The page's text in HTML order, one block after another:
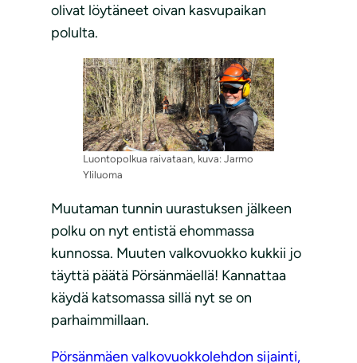
olivat löytäneet oivan kasvupaikan
polulta.
Luontopolkua raivataan, kuva: Jarmo
Yliluoma
Muutaman tunnin uurastuksen jälkeen
polku on nyt entistä ehommassa
kunnossa. Muuten valkovuokko kukkii jo
täyttä päätä Pörsänmäellä! Kannattaa
käydä katsomassa sillä nyt se on
parhaimmillaan.
Pörsänmäen valkovuokkolehdon sijainti,